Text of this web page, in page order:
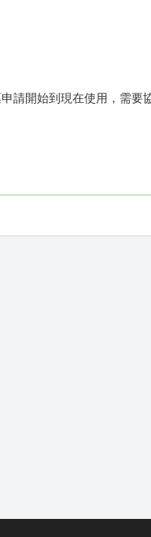
請開始到現在使用，需要